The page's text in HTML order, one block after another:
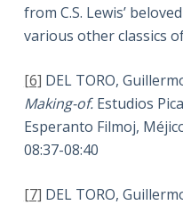
from C.S. Lewis’
various other classics
[6] DEL TORO,
Making-of. Estudios
Esperanto Filmoj,
08:37-08:40
[7] DEL TORO,